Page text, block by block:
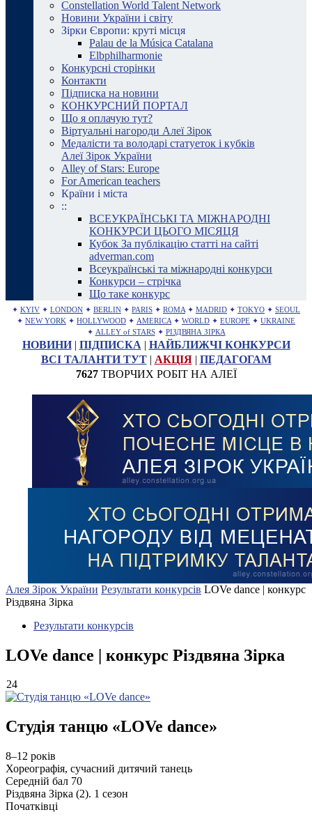
Constellation World Talent Network
Новини України і світу
Зірки Європи: круті місця
Palau de la Música Catalana
Elbphilharmonie
Конкурсні сторінки
Контакти
Підписка на новини
КОНКУРСНИЙ ПОРТАЛ
Що я оплачую тут?
Віртуальні нагороди Алеї Зірок
Медалісти та володарі статуеток і кубків
Алеї Зірок України
Alley of Stars: Europe
For American teachers
Країни і міста
::
ВСЕУКРАЇНСЬКІ ТА МІЖНАРОДНІ
КОНКУРСИ ЦЬОГО МІСЯЦЯ
Кубок За публікацію статті на сайті
adverman.com
Всеукраїнські та міжнародні конкурси
Конкурси – стрічка
Що таке конкурс
✦ KYIV ✦ LONDON ✦ BERLIN ✦ PARIS ✦ ROMA ✦ MADRID ✦ TOKYO ✦ SEOUL
✦ NEW YORK ✦ HOLLYWOOD ✦ AMERICA ✦ WORLD ✦ EUROPE ✦ UKRAINE
✦ ALLEY of STARS ✦ РІЗДВЯНА ЗІРКА
НОВИНИ| ПІДПИСКА | НАЙБЛИЖЧІ КОНКУРСИ
ВСІ ТАЛАНТИ ТУТ| АКЦІЯ| ПЕДАГОГАМ
7627ТВОРЧИХ РОБІТ НА АЛЕЇ
Алея Зірок України Результати конкурсів LOVe dance | конкурс
Різдвяна Зірка
Результати конкурсів
LOVe dance | конкурс Різдвяна Зірка
24
Студія танцю «LOVe dance»
8–12 років
Хореографія, сучасний дитячий танець
Середній бал 70
Різдвяна Зірка (2). 1 сезон
Початківці